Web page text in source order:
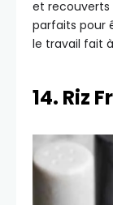
et recouverts
parfaits pour
le travail fait
14. Riz